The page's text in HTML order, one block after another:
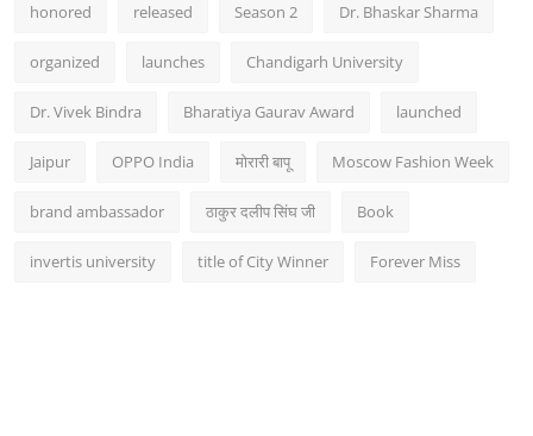
honored released Season 2 Dr. Bhaskar Sharma
organized launches Chandigarh University
Dr. Vivek Bindra Bharatiya Gaurav Award launched
Jaipur OPPO India मोरारी बापू Moscow Fashion Week
brand ambassador ठाकुर दलीप सिंघ जी Book
invertis university title of City Winner Forever Miss